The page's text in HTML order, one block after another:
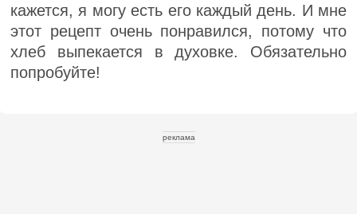
кажется, я могу есть его каждый день. И мне
этот рецепт очень понравился, потому что
хлеб выпекается в духовке. Обязательно
попробуйте!
реклама